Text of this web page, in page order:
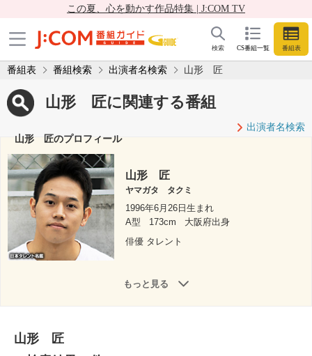
この夏、心を動かす作品特集 | J:COM TV
CS番組一覧 番組表
検索
番組表 番組検索 出演者名検索 山形 匠
山形 匠に関連する番組
出演者名検索
山形 匠のプロフィール
山形 匠
ヤマガタ タクミ
1996年6月26日生まれ
A型
173cm
大阪府出身
俳優 タレント
もっと見る
山形 匠